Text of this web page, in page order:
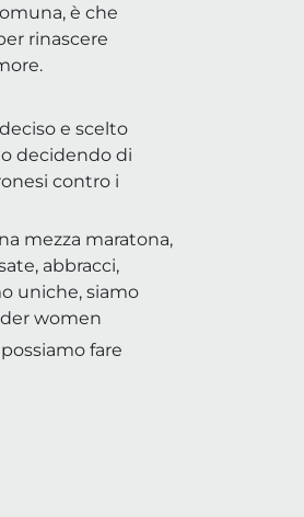
è che
rinascere
e scelto
decidendo di
contro i
mezza maratona,
abbracci,
uniche, siamo
women
fare